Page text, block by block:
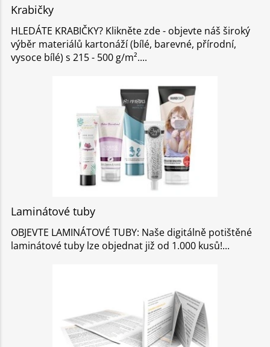
Krabičky
HLEDÁTE KRABIČKY? Klikněte zde - objevte náš široký
výběr materiálů kartonáží (bílé, barevné, přírodní,
vysoce bílé) s 215 - 500 g/m².
Laminátové tuby
OBJEVTE LAMINÁTOVÉ TUBY: Naše digitálně potištěné
laminátové tuby lze objednat již od 1.000 kusů!